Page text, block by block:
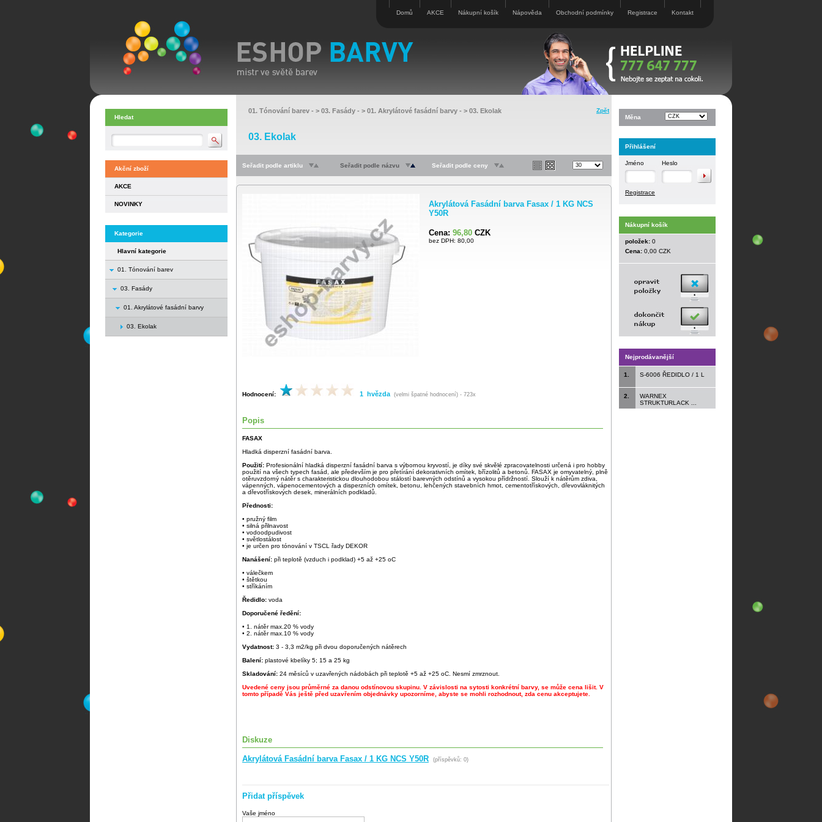
Domů AKCE Nákupní košík Nápověda Obchodní podmínky Registrace Kontakt
Hledat
Akční zboží
AKCE
NOVINKY
Kategorie
Hlavní kategorie
01. Tónování barev
03. Fasády
01. Akrylátové fasádní barvy
03. Ekolak
01. Tónování barev - > 03. Fasády - > 01. Akrylátové fasádní barvy - > 03. Ekolak Zpět
03. Ekolak
Seřadit podle artiklu Seřadit podle názvu Seřadit podle ceny
Akrylátová Fasádní barva Fasax / 1 KG NCS
Y50R
Cena: 96,80 CZK
bez DPH: 80,00
Hodnocení: 1 hvězda (velmi špatné hodnocení) - 723x
Popis
FASAX
Hladká disperzní fasádní barva.
Použití: Profesionální hladká disperzní fasádní barva s výbornou kryvostí, je díky své skvělé zpracovatelnosti určená i pro hobby
použití na všech typech fasád, ale především je pro přetírání dekorativních omítek, břízolitů a betonů. FASAX je omyvatelný, plně
otěruvzdorný nátěr s charakteristickou dlouhodobou stálostí barevných odstínů a vysokou přídržností. Slouží k nátěrům zdiva,
vápenných, vápenocementových a disperzních omítek, betonu, lehčených stavebních hmot, cementotřískových, dřevovláknitých
a dřevotřískových desek, minerálních podkladů.
Přednosti:
• pružný film
• silná přilnavost
• vodoodpudivost
• světlostálost
• je určen pro tónování v TSCL řady DEKOR
Nanášení: při teplotě (vzduch i podklad) +5 až +25 oC
• válečkem
• štětkou
• stříkáním
Ředidlo: voda
Doporučené ředění:
• 1. nátěr max.20 % vody
• 2. nátěr max.10 % vody
Vydatnost: 3 - 3,3 m2/kg při dvou doporučených nátěrech
Balení: plastové kbelíky 5; 15 a 25 kg
Skladování: 24 měsíců v uzavřených nádobách při teplotě +5 až +25 oC. Nesmí zmrznout.
Uvedené ceny jsou průměrné za danou odstínovou skupinu. V závislosti na sytosti konkrétní barvy, se může cena lišit. V
tomto případě Vás ještě před uzavřením objednávky upozorníme, abyste se mohli rozhodnout, zda cenu akceptujete.
Diskuze
Akrylátová Fasádní barva Fasax / 1 KG NCS Y50R (příspěvků: 0)
Přidat příspěvek
Vaše jméno
Měna
Přihlášení
Jméno Heslo
Registrace
Nákupní košík
položek: 0
Cena: 0,00 CZK
Nejprodávanější
1. S-6006 ŘEDIDLO / 1 L
2.
WARNEX
STRUKTURLACK ...